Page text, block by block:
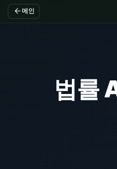
arrow_back 메인
법률